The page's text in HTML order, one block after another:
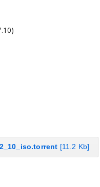
[11.2 Kb]